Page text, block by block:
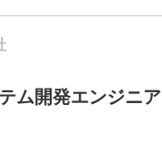
ム開発エンジニア